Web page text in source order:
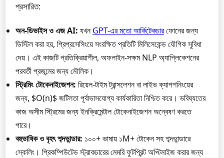
প্রসারিত:
অন-ডিভাইস ও এজ AI: যখনGPT-এর মতো আর্কিটেকচারফোনের জন্য
ডিস্টিল করা হয়, প্রিপ্রসেসিংয়ে সংরক্ষিত প্রতিটি মিলিসেকেন্ড যৌগিক সুবিধা
দেয়। এই কাজটি প্রতিক্রিয়াশীল, অফলাইন-সক্ষম NLP অ্যাপ্লিকেশনের
পরবর্তী প্রজন্মের জন্য মৌলিক।
স্ট্রিমিং টোকেনাইজেশন: রিয়েল-টাইম ট্রান্সলেশন বা লাইভ ক্যাপশনিংয়ের
জন্য, $O(n)$ জটিলতা পূর্বাভাসযোগ্য কার্যকারিতা নিশ্চিত করে। ভবিষ্যতের
কাজ অসীম স্ট্রিমের জন্য ইনক্রিমেন্টাল টোকেনাইজেশন অন্বেষণ করতে
পারে।
বহুভাষিক ও বৃহৎ শব্দভান্ডার: ১০০+ ভাষায় ১M+ টোকেন সহ শব্দভান্ডারে
স্কেলিং। প্রিকম্পিউটেড স্ট্রাকচারের মেমরি ফুটপ্রিন্ট অপ্টিমাইজ করার জন্য